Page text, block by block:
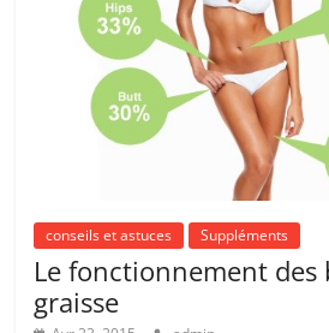
conseils et astuces Suppléments
Le fonctionnement des
graisse